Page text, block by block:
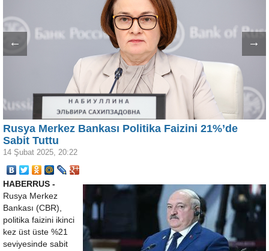
← →
Rusya Merkez Bankası Politika Faizini 21%’de
Sabit Tuttu
14 Şubat 2025, 20:22
HABERRUS -
Rusya Merkez
Bankası (CBR),
politika faizini ikinci
kez üst üste %21
seviyesinde sabit